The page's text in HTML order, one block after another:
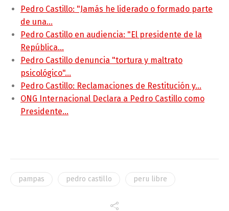
Pedro Castillo: "Jamás he liderado o formado parte
de una…
Pedro Castillo en audiencia: "El presidente de la
República…
Pedro Castillo denuncia "tortura y maltrato
psicológico"…
Pedro Castillo: Reclamaciones de Restitución y…
ONG Internacional Declara a Pedro Castillo como
Presidente…
pampas pedro castillo peru libre